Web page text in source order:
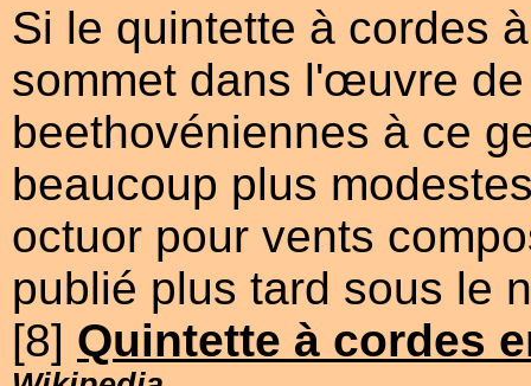
Si le quintette à cordes
sommet dans l'œuvre
beethovéniennes à ce
beaucoup plus
octuor pour vents
publié plus tard sous le
[8] Quintette à cordes